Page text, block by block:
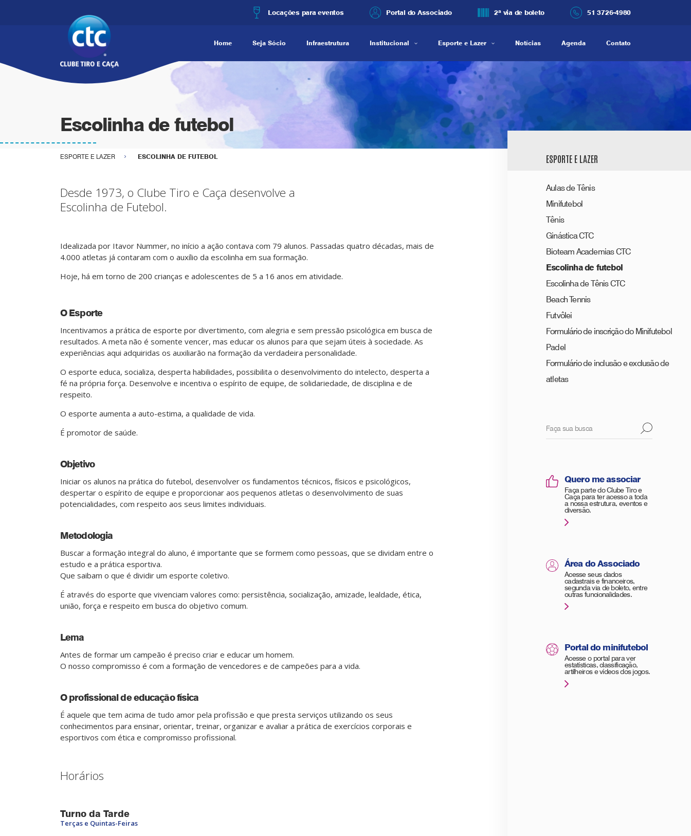
Locações para eventos Portal do Associado 2ª via de boleto 51 3726-4980
Home Seja Sócio Infraestrutura Institucional Esporte e Lazer Notícias Agenda Contato
Escolinha de futebol
ESPORTE E LAZER ESCOLINHA DE FUTEBOL
Desde 1973, o Clube Tiro e Caça desenvolve a
Escolinha de Futebol.
Idealizada por Itavor Nummer, no início a ação contava com 79 alunos. Passadas quatro décadas, mais de
4.000 atletas já contaram com o auxílio da escolinha em sua formação.
Hoje, há em torno de 200 crianças e adolescentes de 5 a 16 anos em atividade.
O Esporte
Incentivamos a prática de esporte por divertimento, com alegria e sem pressão psicológica em busca de
resultados. A meta não é somente vencer, mas educar os alunos para que sejam úteis à sociedade. As
experiências aqui adquiridas os auxiliarão na formação da verdadeira personalidade.
O esporte educa, socializa, desperta habilidades, possibilita o desenvolvimento do intelecto, desperta a
fé na própria força. Desenvolve e incentiva o espírito de equipe, de solidariedade, de disciplina e de
respeito.
O esporte aumenta a auto-estima, a qualidade de vida.
É promotor de saúde.
Objetivo
Iniciar os alunos na prática do futebol, desenvolver os fundamentos técnicos, físicos e psicológicos,
despertar o espírito de equipe e proporcionar aos pequenos atletas o desenvolvimento de suas
potencialidades, com respeito aos seus limites individuais.
Metodologia
Buscar a formação integral do aluno, é importante que se formem como pessoas, que se dividam entre o
estudo e a prática esportiva.
Que saibam o que é dividir um esporte coletivo.
É através do esporte que vivenciam valores como: persistência, socialização, amizade, lealdade, ética,
união, força e respeito em busca do objetivo comum.
Lema
Antes de formar um campeão é preciso criar e educar um homem.
O nosso compromisso é com a formação de vencedores e de campeões para a vida.
O profissional de educação física
É aquele que tem acima de tudo amor pela profissão e que presta serviços utilizando os seus
conhecimentos para ensinar, orientar, treinar, organizar e avaliar a prática de exercícios corporais e
esportivos com ética e compromisso profissional.
Horários
Turno da Tarde
Terças e Quintas-Feiras
ESPORTE E LAZER
Aulas de Tênis
Minifutebol
Tênis
Ginástica CTC
Bioteam Academias CTC
Escolinha de futebol
Escolinha de Tênis CTC
Beach Tennis
Futvôlei
Formulário de inscrição do Minifutebol
Padel
Formulário de inclusão e exclusão de
atletas
Quero me associar
Faça parte do Clube Tiro e
Caça para ter acesso a toda
a nossa estrutura, eventos e
diversão.
Área do Associado
Acesse seus dados
cadastrais e financeiros,
segunda via de boleto, entre
outras funcionalidades.
Portal do minifutebol
Acesse o portal para ver
estatísticas, classificação,
artilheiros e vídeos dos jogos.